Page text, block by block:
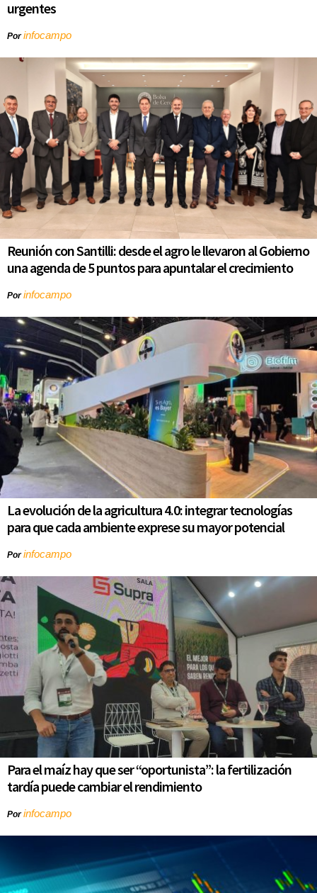
urgentes
Porinfocampo
Reunión con Santilli: desde el agro le llevaron al Gobierno
una agenda de 5 puntos para apuntalar el crecimiento
Porinfocampo
La evolución de la agricultura 4.0: integrar tecnologías
para que cada ambiente exprese su mayor potencial
Porinfocampo
Para el maíz hay que ser “oportunista”: la fertilización
tardía puede cambiar el rendimiento
Porinfocampo